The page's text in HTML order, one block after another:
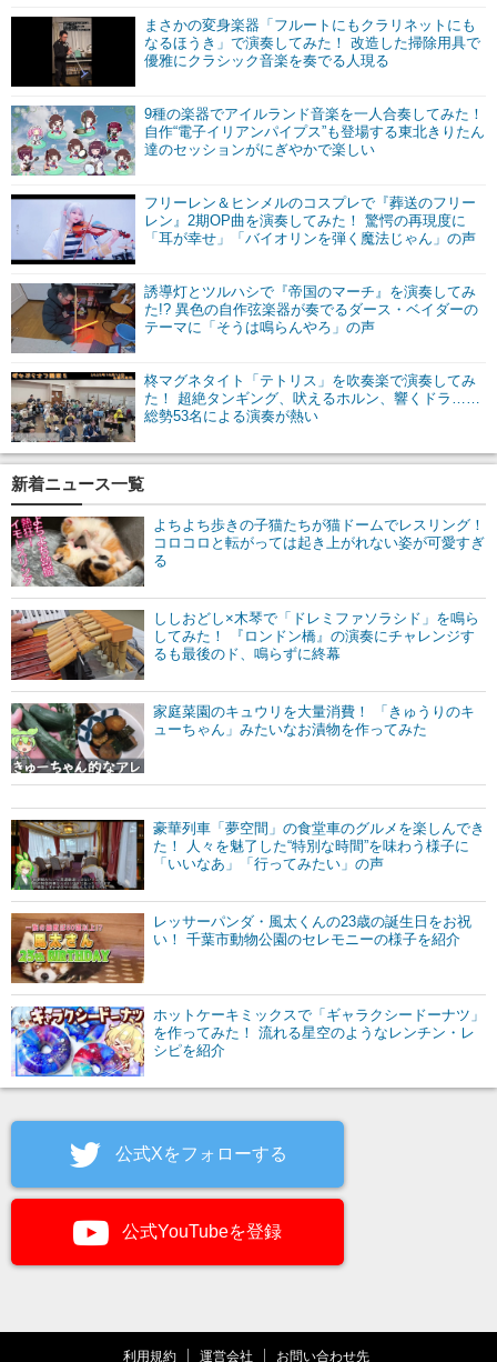
まさかの変身楽器「フルートにもクラリネットにも
なるほうき」で演奏してみた！ 改造した掃除用具で
優雅にクラシック音楽を奏でる人現る
9種の楽器でアイルランド音楽を一人合奏してみた！
自作“電子イリアンパイプス”も登場する東北きりたん
達のセッションがにぎやかで楽しい
フリーレン＆ヒンメルのコスプレで『葬送のフリー
レン』2期OP曲を演奏してみた！ 驚愕の再現度に
「耳が幸せ」「バイオリンを弾く魔法じゃん」の声
誘導灯とツルハシで『帝国のマーチ』を演奏してみ
た!? 異色の自作弦楽器が奏でるダース・ベイダーの
テーマに「そうは鳴らんやろ」の声
柊マグネタイト「テトリス」を吹奏楽で演奏してみ
た！ 超絶タンギング、吠えるホルン、響くドラ……
総勢53名による演奏が熱い
新着ニュース一覧
よちよち歩きの子猫たちが猫ドームでレスリング！
コロコロと転がっては起き上がれない姿が可愛すぎ
る
ししおどし×木琴で「ドレミファソラシド」を鳴ら
してみた！ 『ロンドン橋』の演奏にチャレンジす
るも最後のド、鳴らずに終幕
家庭菜園のキュウリを大量消費！ 「きゅうりのキ
ューちゃん」みたいなお漬物を作ってみた
豪華列車「夢空間」の食堂車のグルメを楽しんでき
た！ 人々を魅了した“特別な時間”を味わう様子に
「いいなあ」「行ってみたい」の声
レッサーパンダ・風太くんの23歳の誕生日をお祝
い！ 千葉市動物公園のセレモニーの様子を紹介
ホットケーキミックスで「ギャラクシードーナツ」
を作ってみた！ 流れる星空のようなレンチン・レ
シピを紹介
公式Xをフォローする
公式YouTubeを登録
利用規約 運営会社 お問い合わせ先